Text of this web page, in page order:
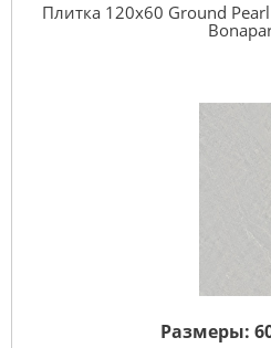
Плитка 120x60 Ground
Размеры: